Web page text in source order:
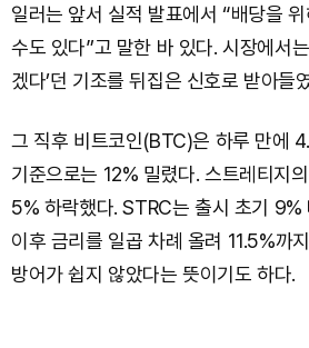
일러는 앞서 실적 발표에서 “배당을
수도 있다”고 말한 바 있다. 시장에서
겠다’던 기조를 뒤집은 신호로 받아들
그 직후 비트코인(BTC)은 하루 만에
기준으로는 12% 밀렸다. 스트레티지
5% 하락했다. STRC는 출시 초기 9%
이후 금리를 일곱 차례 올려 11.5%까
방어가 쉽지 않았다는 뜻이기도 하다.